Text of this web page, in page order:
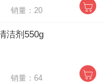
销量：20
洁剂550g
销量：64